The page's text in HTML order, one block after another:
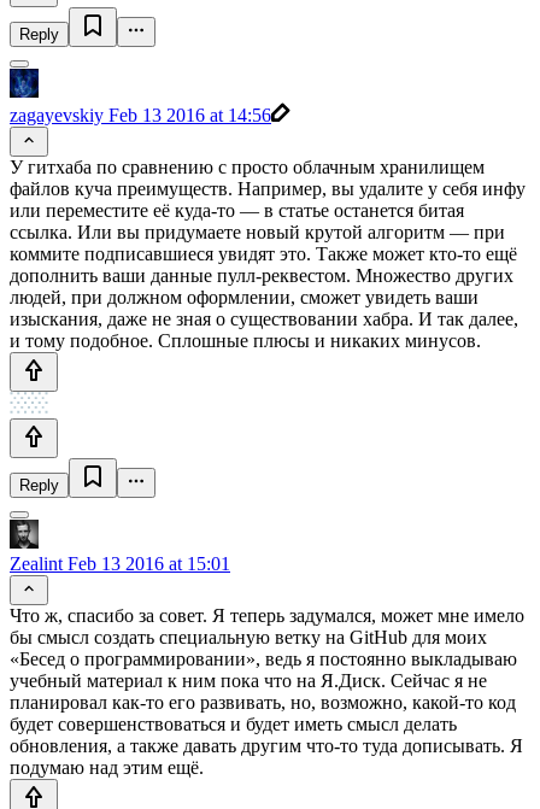
Reply
zagayevskiy Feb 13 2016 at 14:56
У гитхаба по сравнению с просто облачным хранилищем
файлов куча преимуществ. Например, вы удалите у себя инфу
или переместите её куда-то — в статье останется битая
ссылка. Или вы придумаете новый крутой алгоритм — при
коммите подписавшиеся увидят это. Также может кто-то ещё
дополнить ваши данные пулл-реквестом. Множество других
людей, при должном оформлении, сможет увидеть ваши
изыскания, даже не зная о существовании хабра. И так далее,
и тому подобное. Сплошные плюсы и никаких минусов.
Reply
Zealint Feb 13 2016 at 15:01
Что ж, спасибо за совет. Я теперь задумался, может мне имело
бы смысл создать специальную ветку на GitHub для моих
«Бесед о программировании», ведь я постоянно выкладываю
учебный материал к ним пока что на Я.Диск. Сейчас я не
планировал как-то его развивать, но, возможно, какой-то код
будет совершенствоваться и будет иметь смысл делать
обновления, а также давать другим что-то туда дописывать. Я
подумаю над этим ещё.